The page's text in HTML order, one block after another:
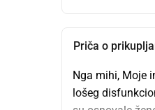
Priča o
Nga mihi, Moje
lošeg